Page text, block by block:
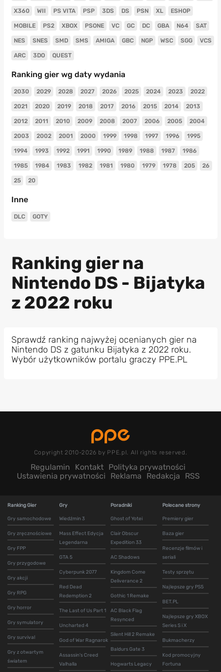
X360 WII PS VITA PSP 3DS DS PSN XL ESHOP
MOBILE PS2 XBOX PSONE VC GC DC GBA N64 SAT
NES SNES SMD SMS AMIGA GBC NGP WSC SGG VCS
ARC 3DO QUEST
Ranking gier wg daty wydania
2030 2029 2028 2027 2026 2025 2024 2023 2022
2021 2020 2019 2018 2017 2016 2015 2014 2013
2012 2011 2010 2009 2008 2007 2006 2005 2004
2003 2002 2001 2000 1999 1998 1997 1996 1995
1994 1993 1992 1991 1990 1989 1988 1987 1986
1985 1984 1983 1982 1981 1980 1979 1978 205 26
25 20
Inne
DLC GOTY
Ranking gier na
Nintendo DS - Bijatyka
z 2022 roku
Sprawdź ranking najwyżej ocenianych gier na
Nintendo DS z gatunku Bijatyka z 2022 roku.
Wybór użytkowników portalu graczy PPE.PL
Copyright 2010-2026 by PPE.pl. All rights reserved.
Regulamin Kontakt Polityka prywatności
Ustawienia prywatności
Reklama Redakcja RSS
Ranking Gier
Gry samochodowe
Gry zręcznościowe
Gry FPP
Gry przygodowe
Gry akcji
Gry RPG
Gry horror
Gry symulatory
Gry survival
Gry z otwartym
światem
Gry
Wiedźmin 3
Mass Effect Edycja
Legendarna
GTA 5
Cyberpunk 2077
Red Dead
Redemption 2
The Last of Us Part 1
Uncharted 4
God of War Ragnarok
Assassin's Creed
Valhalla
Poradniki
Ghost of Yotei
Clair Obscur
Expedition 33
AC Shadows
Kingdom Come
Deliverance 2
Gothic 1 Remake
AC Black Flag
Resynced
Silent Hill 2 Remake
Baldurs Gate 3
Hogwarts Legacy
Polecane strony
Premiery gier
Baza gier
Recenzje filmów i
seriali
Testy sprzętu
Najlepsze gry PS5
BET.PL
Najlepsze gry XBOX
Series S i X
Bukmacherzy
Kod promocyjny
Fortuna